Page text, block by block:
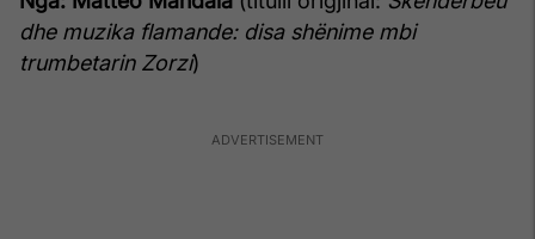
dhe muzika flamande: disa shënime mbi
trumbetarin Zorzi)